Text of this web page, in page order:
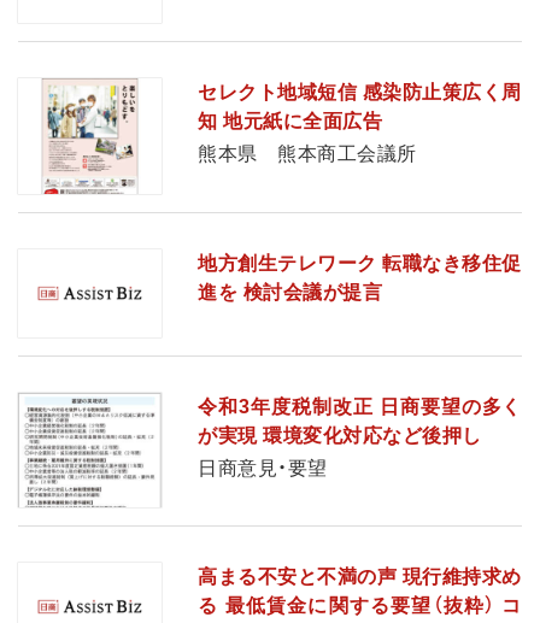
セレクト地域短信 感染防止策広く周
知 地元紙に全面広告
熊本県 熊本商工会議所
地方創生テレワーク 転職なき移住促
進を 検討会議が提言
令和3年度税制改正 日商要望の多く
が実現 環境変化対応など後押し
日商意見・要望
高まる不安と不満の声 現行維持求め
る 最低賃金に関する要望（抜粋） コ